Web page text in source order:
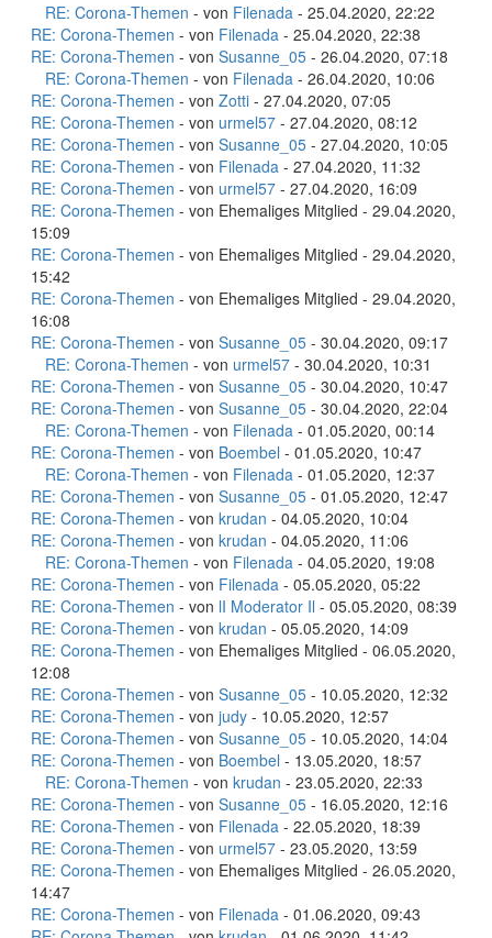
RE: Corona-Themen - von Filenada - 25.04.2020, 22:22
RE: Corona-Themen - von Filenada - 25.04.2020, 22:38
RE: Corona-Themen - von Susanne_05 - 26.04.2020, 07:18
RE: Corona-Themen - von Filenada - 26.04.2020, 10:06
RE: Corona-Themen - von Zotti - 27.04.2020, 07:05
RE: Corona-Themen - von urmel57 - 27.04.2020, 08:12
RE: Corona-Themen - von Susanne_05 - 27.04.2020, 10:05
RE: Corona-Themen - von Filenada - 27.04.2020, 11:32
RE: Corona-Themen - von urmel57 - 27.04.2020, 16:09
RE: Corona-Themen - von Ehemaliges Mitglied - 29.04.2020,
15:09
RE: Corona-Themen - von Ehemaliges Mitglied - 29.04.2020,
15:42
RE: Corona-Themen - von Ehemaliges Mitglied - 29.04.2020,
16:08
RE: Corona-Themen - von Susanne_05 - 30.04.2020, 09:17
RE: Corona-Themen - von urmel57 - 30.04.2020, 10:31
RE: Corona-Themen - von Susanne_05 - 30.04.2020, 10:47
RE: Corona-Themen - von Susanne_05 - 30.04.2020, 22:04
RE: Corona-Themen - von Filenada - 01.05.2020, 00:14
RE: Corona-Themen - von Boembel - 01.05.2020, 10:47
RE: Corona-Themen - von Filenada - 01.05.2020, 12:37
RE: Corona-Themen - von Susanne_05 - 01.05.2020, 12:47
RE: Corona-Themen - von krudan - 04.05.2020, 10:04
RE: Corona-Themen - von krudan - 04.05.2020, 11:06
RE: Corona-Themen - von Filenada - 04.05.2020, 19:08
RE: Corona-Themen - von Filenada - 05.05.2020, 05:22
RE: Corona-Themen - von lI Moderator Il - 05.05.2020, 08:39
RE: Corona-Themen - von krudan - 05.05.2020, 14:09
RE: Corona-Themen - von Ehemaliges Mitglied - 06.05.2020,
12:08
RE: Corona-Themen - von Susanne_05 - 10.05.2020, 12:32
RE: Corona-Themen - von judy - 10.05.2020, 12:57
RE: Corona-Themen - von Susanne_05 - 10.05.2020, 14:04
RE: Corona-Themen - von Boembel - 13.05.2020, 18:57
RE: Corona-Themen - von krudan - 23.05.2020, 22:33
RE: Corona-Themen - von Susanne_05 - 16.05.2020, 12:16
RE: Corona-Themen - von Filenada - 22.05.2020, 18:39
RE: Corona-Themen - von urmel57 - 23.05.2020, 13:59
RE: Corona-Themen - von Ehemaliges Mitglied - 26.05.2020,
14:47
RE: Corona-Themen - von Filenada - 01.06.2020, 09:43